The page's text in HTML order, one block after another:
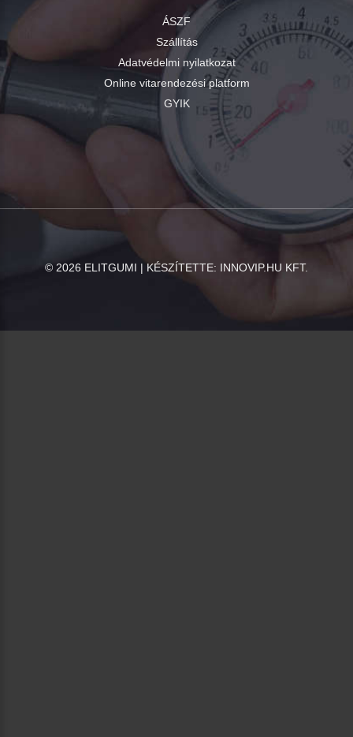
ÁSZF
Szállítás
Adatvédelmi nyilatkozat
Online vitarendezési platform
GYIK
© 2026 ELITGUMI | KÉSZÍTETTE: INNOVIP.HU KFT.